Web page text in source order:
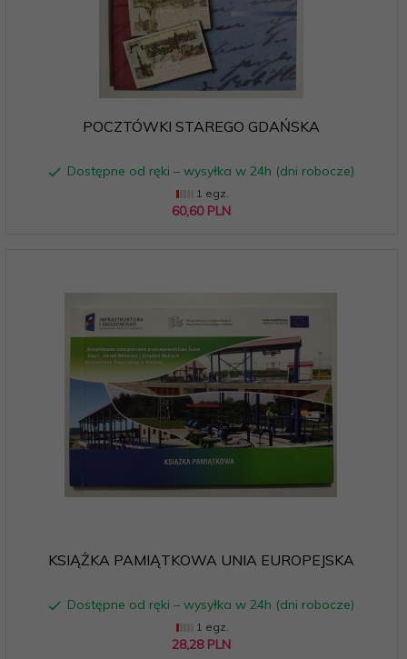
POCZTÓWKI STAREGO GDAŃSKA
Dostępne od ręki – wysyłka w 24h (dni robocze)
1 egz.
60,60 PLN
KSIĄŻKA PAMIĄTKOWA UNIA EUROPEJSKA
Dostępne od ręki – wysyłka w 24h (dni robocze)
1 egz.
28,28 PLN